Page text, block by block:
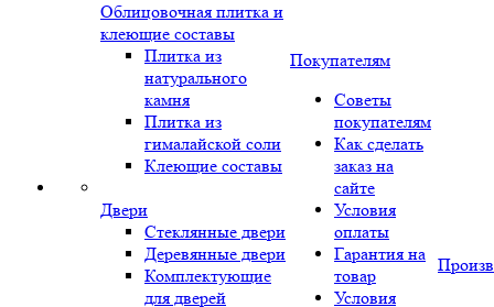
Облицовочная плитка и
клеющие составы
Плитка из
натурального
камня
Плитка из
гималайской соли
Клеющие составы
Двери
Стеклянные двери
Деревянные двери
Комплектующие
для дверей
Покупателям
Советы
покупателям
Как сделать
заказ на
сайте
Условия
оплаты
Гарантия на
товар
Условия